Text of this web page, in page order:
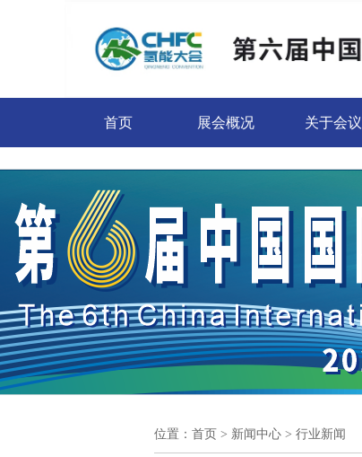
首页 展会概况 关于会议
位置： 首页 > 新闻中心 > 行业新闻